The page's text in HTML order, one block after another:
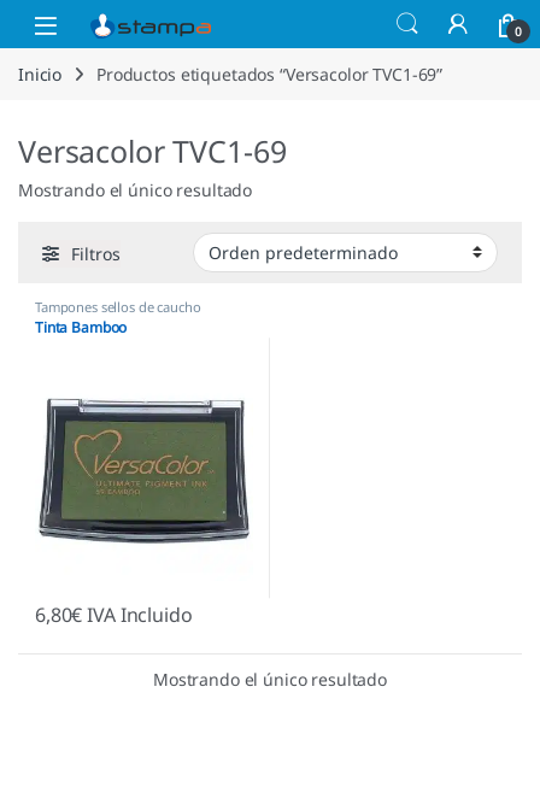
Saltar a la navegación
Saltar al contenido
Open 0
Inicio Productos etiquetados “Versacolor TVC1-69”
Versacolor TVC1-69
Mostrando el único resultado
Filtros
Tampones sellos de caucho
Tinta Bamboo
6,80€IVA Incluido
Mostrando el único resultado